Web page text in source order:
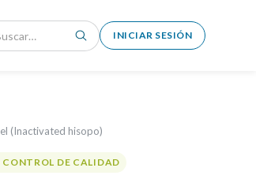
INICIAR SESIÓN
(Inactivated hisopo)
CONTROL DE CALIDAD